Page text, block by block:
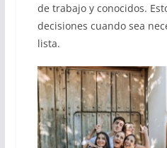
de trabajo y conocidos.
decisiones cuando sea
lista.